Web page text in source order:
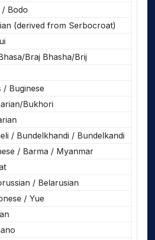
Bodo
(derived from Serbocroat)
Braj Bhasha/Brij
/ Buginese
Bukhori
/ Bundelkhandi / Bundelkandi
/ Barma / Myanmar
/ Belarusian
/ Yue